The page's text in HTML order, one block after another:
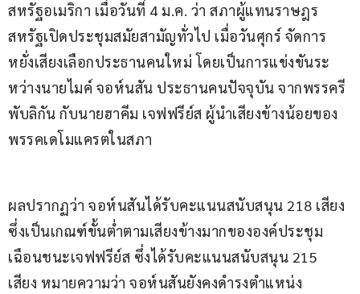
สหรัฐอเมริกา เมื่อวันที่ 4 ม.ค. ว่า สภาผู้แทนราษฎร
สหรัฐเปิดประชุมสมัยสามัญทั่วไป เมื่อวันศุกร์ จัดการ
หยั่งเสียงเลือกประธานคนใหม่ โดยเป็นการแข่งขันระ
หว่างนายไมค์ จอห์นสัน ประธานคนปัจจุบัน จากพรรครี
พับลิกัน กับนายฮาคีม เจฟฟรีย์ส ผู้นำเสียงข้างน้อยของ
พรรคเดโมแครตในสภา
ผลปรากฏว่า จอห์นสันได้รับคะแนนสนับสนุน 218 เสียง
ซึ่งเป็นเกณฑ์ขั้นต่ำตามเสียงข้างมากขององค์ประชุม
เฉือนชนะเจฟฟรีย์ส ซึ่งได้รับคะแนนสนับสนุน 215
เสียง หมายความว่า จอห์นสันยังคงดำรงตำแหน่ง